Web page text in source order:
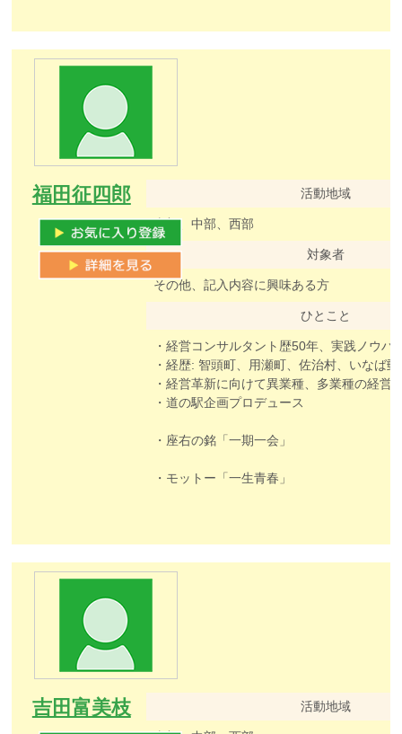
活動地域
東部、中部、西部
対象者
その他、記入内容に興味ある方
ひとこと
・経歴: 智頭町、用瀬町、佐治村、いなば郵便局（千代川流域58局）合同リーダー研修会
・経営革新に向けて異業種、多業種の経営者及びリーダー
・道の駅企画プロデュース
・座右の銘「一期一会」
・モットー「一生青春」
福田征四郎
活動地域
吉田富美枝